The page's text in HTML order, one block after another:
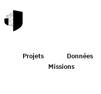
Projets Données
Missions